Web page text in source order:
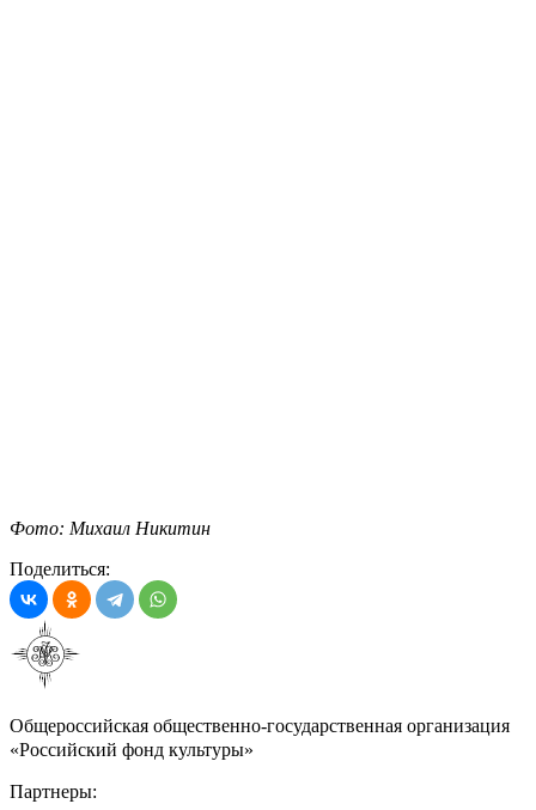
Фото: Михаил Никитин
Поделиться:
Общероссийская общественно-государственная организация
«Российский фонд культуры»
Партнеры: